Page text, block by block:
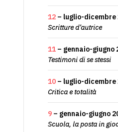
12 – luglio-dicembre
Scritture d’autrice
11 – gennaio-giugno
Testimoni di se stessi
10 – luglio-dicembre
Critica e totalità
9 – gennaio-giugno
Scuola, la posta in